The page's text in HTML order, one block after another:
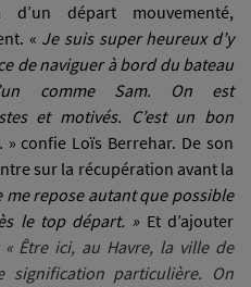
départ mouvementé,
« Je suis super heureux d’y
de naviguer à bord du bateau
comme Sam. On est
et motivés. C’est un bon
» confie Loïs Berrehar. De son
sur la récupération avant la
me repose autant que possible
le top départ. » Et d’ajouter
« Être ici, au Havre, la ville de
signification particulière. On